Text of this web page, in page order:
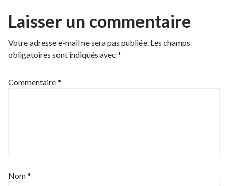
Laisser un commentaire
Votre adresse e-mail ne sera pas publiée. Les champs
obligatoires sont indiqués avec *
Commentaire*
Nom*